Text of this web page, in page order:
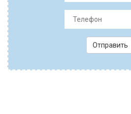
Отправить